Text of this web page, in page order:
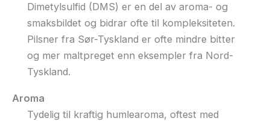
Dimetylsulfid (DMS) er en del av aroma- og
smaksbildet og bidrar ofte til kompleksiteten.
Pilsner fra Sør-Tyskland er ofte mindre bitter
og mer maltpreget enn eksempler fra Nord-
Tyskland.
Aroma
Tydelig til kraftig humlearoma, oftest med